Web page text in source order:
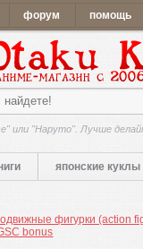
форум помощь
или "Наруто". Лучше
японские куклы
фигурки (action
bonus